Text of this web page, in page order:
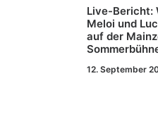
Live-Bericht:
Meloi und
auf der
12. September